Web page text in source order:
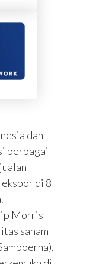
dan
berbagai
di 8
Morris
saham